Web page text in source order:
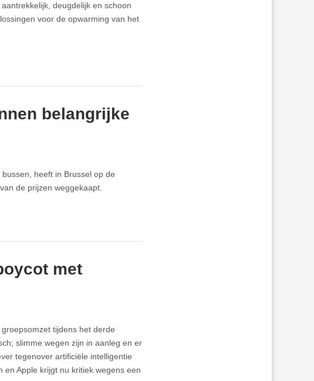
deugdelijk en schoon
voor de opwarming van het
belangrijke
heeft in Brussel op de
de prijzen weggekaapt.
met
tijdens het derde
slimme wegen zijn in aanleg en er
tegenover artificiële intelligentie
Apple krijgt nu kritiek wegens een